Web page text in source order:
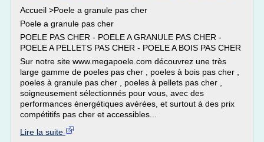
Accueil >Poele a granule pas cher
Poele a granule pas cher
POELE PAS CHER - POELE A GRANULE PAS CHER -
POELE A PELLETS PAS CHER - POELE A BOIS PAS CHER
Sur notre site www.megapoele.com découvrez une très
large gamme de poeles pas cher , poeles à bois pas cher ,
poeles à granule pas cher , poeles à pellets pas cher ,
soigneusement sélectionnés pour vous, avec des
performances énergétiques avérées, et surtout à des prix
compétitifs pas cher et accessibles...
Lire la suite